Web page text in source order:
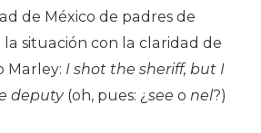
de México de padres de
la situación con la claridad de
Marley: I shot the sheriff, but I
deputy(oh, pues: ¿ see o nel?)